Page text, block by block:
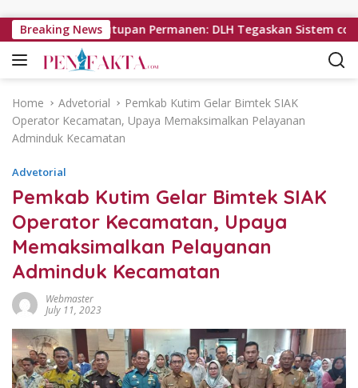
Breaking News
Hindari Penutupan Permanen: DLH Tegaskan Sistem
Home Advetorial
Pemkab Kutim Gelar Bimtek SIAK
Operator Kecamatan, Upaya Memaksimalkan Pelayanan
Adminduk Kecamatan
Advetorial
Pemkab Kutim Gelar Bimtek SIAK
Operator Kecamatan, Upaya
Memaksimalkan Pelayanan
Adminduk Kecamatan
Webmaster
July 11, 2023